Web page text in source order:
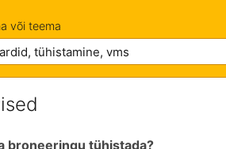
või teema
broneeringu tühistada?